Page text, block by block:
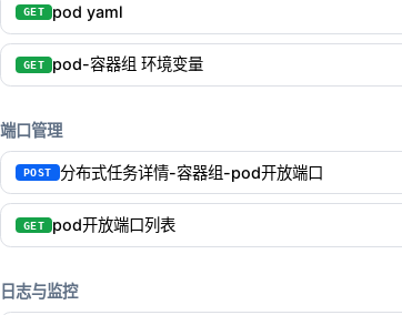
GET pod yaml
GET pod-容器组 环境变量
端口管理
POST 分布式任务详情-容器组-pod开放端口
GET pod开放端口列表
日志与监控